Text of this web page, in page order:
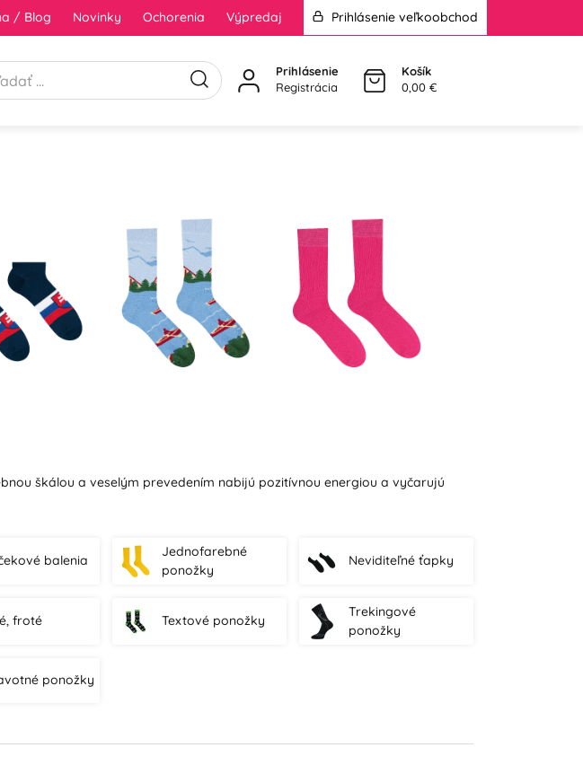
/ Blog Novinky Ochorenia Výpredaj Prihlásenie veľkoobchod
Prihlásenie
Registrácia
Košík
0,00 €
škálou a veselým prevedením nabijú pozitívnou energiou a vyčarujú
balenia
Jednofarebné
ponožky
Neviditeľné ťapky
froté Textové ponožky
Trekingové
ponožky
ponožky